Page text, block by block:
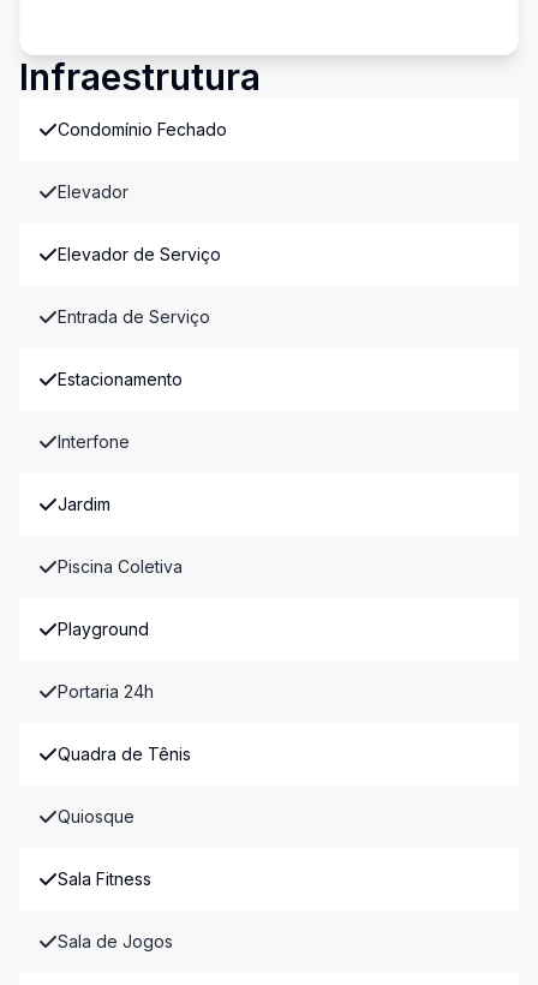
Infraestrutura
Condomínio Fechado
Elevador
Elevador de Serviço
Entrada de Serviço
Estacionamento
Interfone
Jardim
Piscina Coletiva
Playground
Portaria 24h
Quadra de Tênis
Quiosque
Sala Fitness
Sala de Jogos